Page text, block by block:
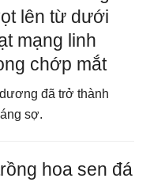
lên từ dưới
mạng linh
chớp mắt
đã trở thành
sợ.
hoa sen đá